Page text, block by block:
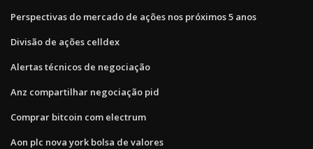
Perspectivas do mercado de ações nos próximos 5 anos
Divisão de ações celldex
Alertas técnicos de negociação
Anz compartilhar negociação pid
Comprar bitcoin com electrum
Aon plc nova york bolsa de valores